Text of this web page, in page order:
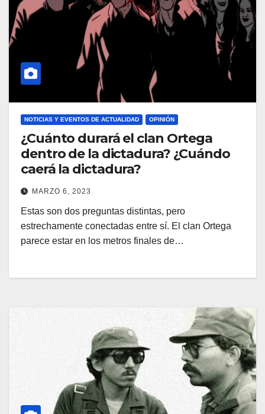
NOTICIAS Y EVENTOS DE ACTUALIDAD OPINIÓN
¿Cuánto durará el clan Ortega
dentro de la dictadura? ¿Cuándo
caerá la dictadura?
MARZO 6, 2023
Estas son dos preguntas distintas, pero
estrechamente conectadas entre sí. El clan Ortega
parece estar en los metros finales de…